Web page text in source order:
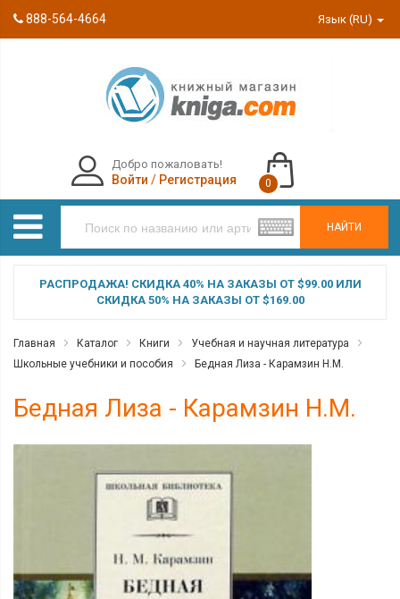
888-564-4664 Язык (RU)
НАЙТИ
Добро пожаловать!
Войти / Регистрация 0
РАСПРОДАЖА! СКИДКА 40% НА ЗАКАЗЫ ОТ $99.00 ИЛИ
СКИДКА 50% НА ЗАКАЗЫ ОТ $169.00
Главная Каталог Книги
Учебная и научная литература
Школьные учебники и пособия
Бедная Лиза - Карамзин Н.М.
Бедная Лиза - Карамзин Н.М.